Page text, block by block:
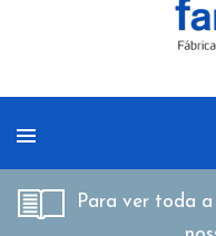
Para ver toda